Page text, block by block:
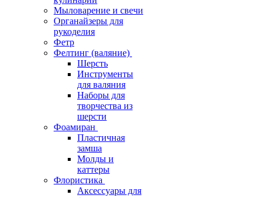
Мыловарение и свечи
Органайзеры для
рукоделия
Фетр
Фелтинг (валяние)
Шерсть
Инструменты
для валяния
Наборы для
творчества из
шерсти
Фоамиран
Пластичная
замша
Молды и
каттеры
Флористика
Аксессуары для